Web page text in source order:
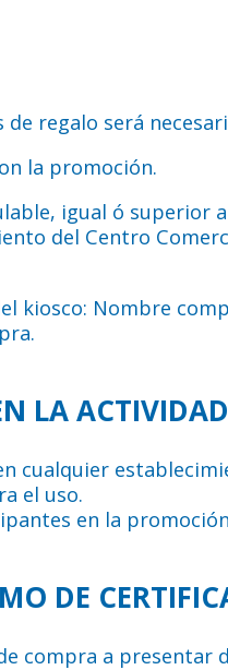
regalo será
la promoción.
igual ó superior
del Centro
kiosco: Nombre
LA
cualquier
el uso.
en la
DE
compra a presentar